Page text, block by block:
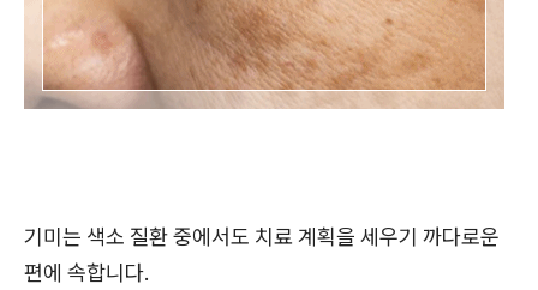
기미는 색소 질환 중에서도 치료 계획을 세우기 까다로운
편에 속합니다.